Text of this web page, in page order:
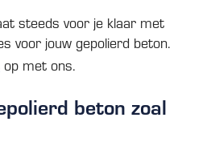
steeds voor je klaar met
voor jouw gepolierd beton.
op met ons.
beton zoal